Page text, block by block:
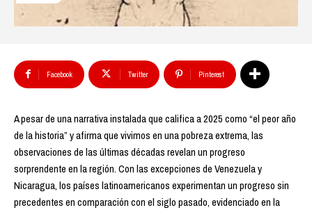
Facebook Twitter Pinterest
A pesar de una narrativa instalada que califica a 2025 como “el peor año
de la historia” y afirma que vivimos en una pobreza extrema, las
observaciones de las últimas décadas revelan un progreso
sorprendente en la región. Con las excepciones de Venezuela y
Nicaragua, los países latinoamericanos experimentan un progreso sin
precedentes en comparación con el siglo pasado, evidenciado en la